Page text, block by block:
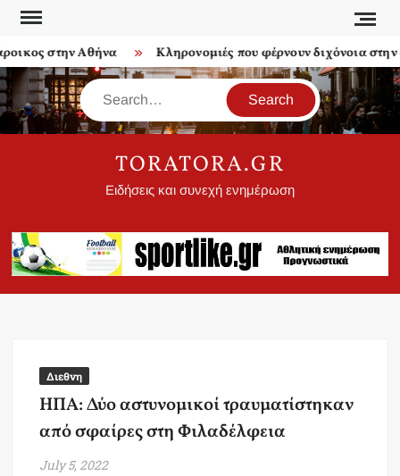
Skip
contentστην Αθήνα Κληρονομιές που φέρνουν διχόνοια στην
Search
TORATORA.GR
Ειδήσεις και συνεχή ενημέρωση
Διεθνη
ΗΠΑ: Δύο αστυνομικοί τραυματίστηκαν
από σφαίρες στη Φιλαδέλφεια
July 5, 2022